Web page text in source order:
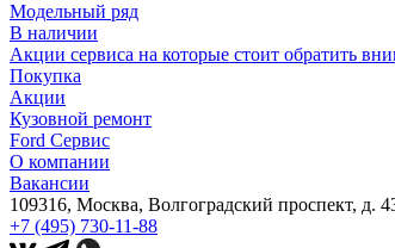
Модельный ряд
В наличии
Акции сервиса на которые стоит обратить
Покупка
Акции
Кузовной ремонт
Ford Сервис
О компании
Вакансии
109316, Москва, Волгоградский проспект, д.
+7 (495) 730-11-88